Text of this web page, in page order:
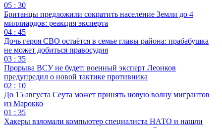
05 : 30
Британцы предложили сократить население Земли до 4
миллиардов: реакция эксперта
04 : 45
Дочь героя СВО остаётся в семье главы района: прабабушка
не может добиться правосудия
03 : 35
Прорыва ВСУ не будет: военный эксперт Леонков
предупредил о новой тактике противника
02 : 10
До 15 августа Сеута может принять новую волну мигрантов
из Марокко
01 : 35
Хакеры взломали компьютер специалиста НАТО и нашли